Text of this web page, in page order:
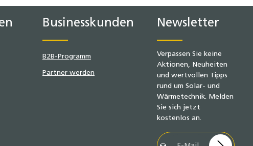
Businesskunden
B2B-Programm
Partner werden
Newsletter
Verpassen Sie keine
Aktionen, Neuheiten
und wertvollen Tipps
rund um Solar- und
Wärmetechnik. Melden
Sie sich jetzt
kostenlos an.
E-Mail-Adresse*